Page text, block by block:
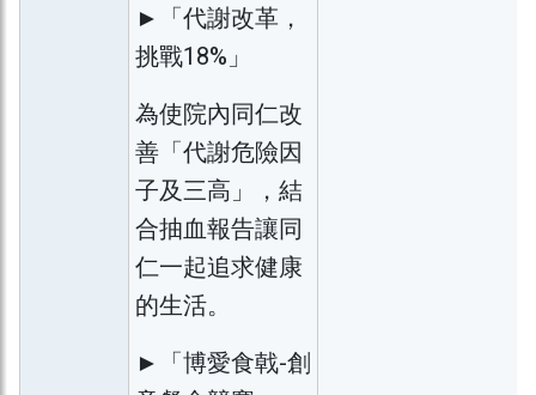
►「代謝改革，
挑戰18%」
為使院內同仁改
善「代謝危險因
子及三高」，結
合抽血報告讓同
仁一起追求健康
的生活。
►「博愛食戟-創